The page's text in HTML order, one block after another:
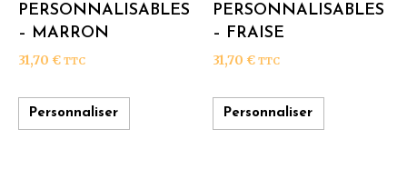
PERSONNALISABLES
– MARRON
31,70 € TTC
Personnaliser
PERSONNALISABLES
– FRAISE
31,70 € TTC
Personnaliser